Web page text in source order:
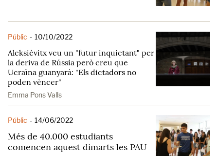
Públic - 10/10/2022
Aleksiévitx veu un "futur inquietant" per
la deriva de Rússia però creu que
Ucraïna guanyarà: "Els dictadors no
poden vèncer"
Emma Pons Valls
Públic - 14/06/2022
Més de 40.000 estudiants
comencen aquest dimarts les PAU